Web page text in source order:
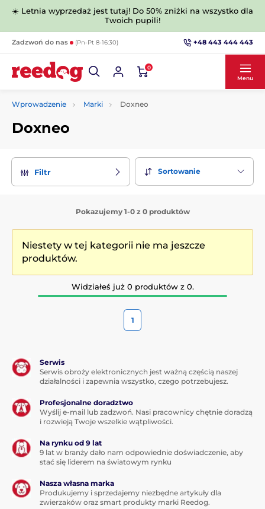
☀️ Letnia wyprzedaż jest tutaj! Do 50% zniżki na wszystko dla
Twoich pupili!
Zadzwoń do nas (Pn-Pt 8-16:30) +48 443 444 443
0
Menu
Wprowadzenie Marki Doxneo
Doxneo
Filtr Sortowanie
Pokazujemy 1-0 z 0 produktów
Niestety w tej kategorii nie ma jeszcze
produktów.
Widziałeś już 0 produktów z 0.
1
Serwis
Serwis obroży elektronicznych jest ważną częścią naszej
działalności i zapewnia wszystko, czego potrzebujesz.
Profesjonalne doradztwo
Wyślij e-mail lub zadzwoń. Nasi pracownicy chętnie doradzą
i rozwieją Twoje wszelkie wątpliwości.
Na rynku od 9 lat
9 lat w branży dało nam odpowiednie doświadczenie, aby
stać się liderem na światowym rynku
Nasza własna marka
Produkujemy i sprzedajemy niezbędne artykuły dla
zwierzaków oraz smart produkty marki Reedog.